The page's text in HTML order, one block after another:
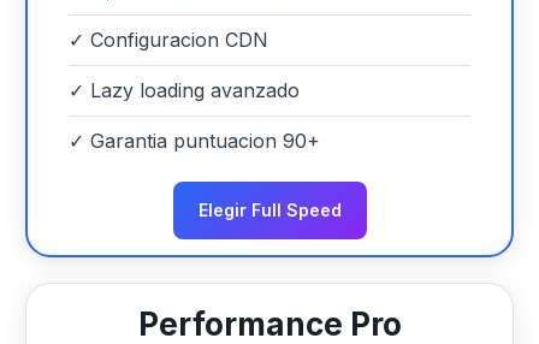
✓ Configuracion CDN
✓ Lazy loading avanzado
✓ Garantia puntuacion 90+
Elegir Full Speed
Performance Pro